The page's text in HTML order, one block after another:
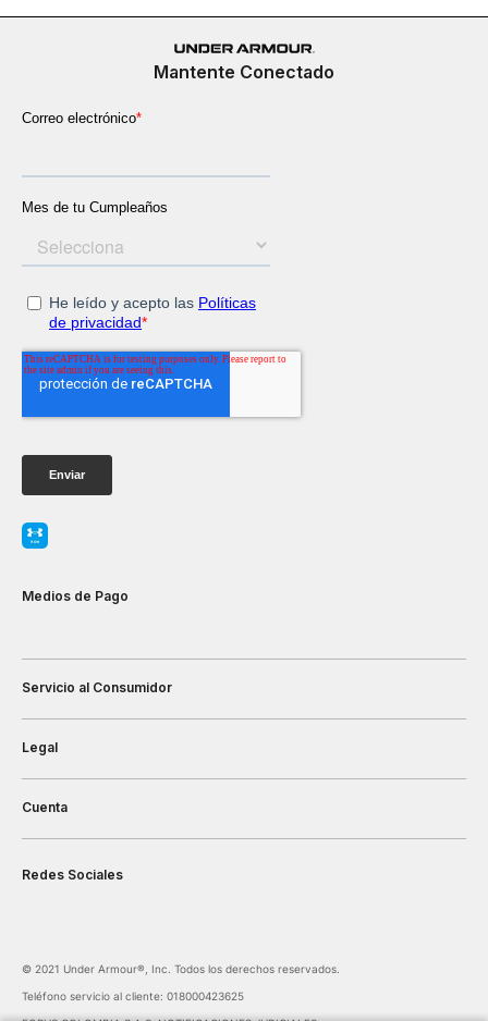
Mantente Conectado
Medios de Pago
Servicio al Consumidor
Legal
Cuenta
Redes Sociales
©️ 2021 Under Armour®️, Inc. Todos los derechos reservados.
Teléfono servicio al cliente: 018000423625